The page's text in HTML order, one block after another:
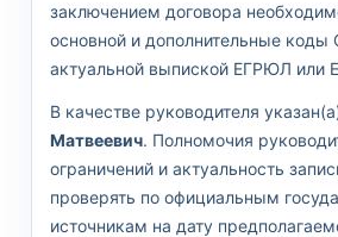
заключением договора
основной и дополнительные
актуальной выпиской ЕГРЮЛ или
В качестве руководителя
Матвеевич. Полномочия
ограничений и актуальность
проверять по официальным
источникам на дату